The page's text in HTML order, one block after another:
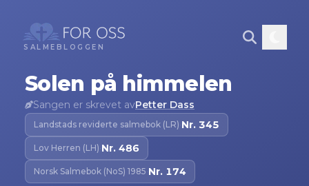
SALMEBLOGGEN
Solen på himmelen
Sangen er skrevet avPetter Dass
Landstads reviderte salmebok (LR)·Nr. 345
Lov Herren (LH)·Nr. 486
Norsk Salmebok (NoS) 1985·Nr. 174